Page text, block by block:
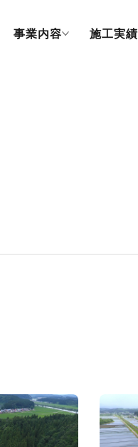
事業内容 施工実績